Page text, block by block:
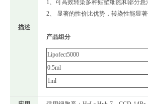
描述
1、可高效转染多种贴壁细胞和部分
2、 显著的性价比优势，转染性能显
产品组分
Lipofect5000
0.5ml
1ml